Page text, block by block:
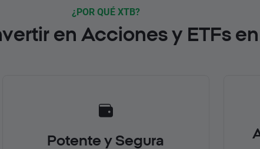
¿POR QUÉ XTB?
en Acciones y ETFs en
Potente y Segura